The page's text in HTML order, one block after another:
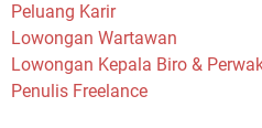
Peluang Karir
Lowongan Wartawan
Lowongan Kepala Biro &
Penulis Freelance